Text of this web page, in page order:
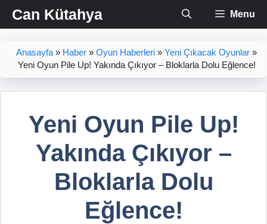
İçeriğe
atlaCan Kütahya Menu
Anasayfa » Haber » Oyun Haberleri » Yeni Çıkacak Oyunlar »
Yeni Oyun Pile Up! Yakında Çıkıyor – Bloklarla Dolu Eğlence!
Yeni Oyun Pile Up!
Yakında Çıkıyor –
Bloklarla Dolu
Eğlence!